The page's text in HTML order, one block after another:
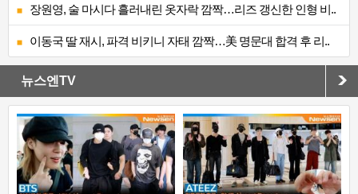
장원영, 술 마시다 흘러내린 옷자락 깜짝…리즈 갱신한 인형 비..
이동국 딸 재시, 파격 비키니 자태 깜짝…美 명문대 합격 후 리..
뉴스엔TV